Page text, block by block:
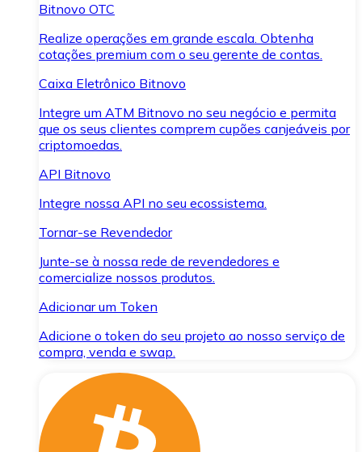
Bitnovo OTC
Realize operações em grande escala. Obtenha
cotações premium com o seu gerente de contas.
Caixa Eletrônico Bitnovo
Integre um ATM Bitnovo no seu negócio e permita
que os seus clientes comprem cupões canjeáveis por
criptomoedas.
API Bitnovo
Integre nossa API no seu ecossistema.
Tornar-se Revendedor
Junte-se à nossa rede de revendedores e
comercialize nossos produtos.
Adicionar um Token
Adicione o token do seu projeto ao nosso serviço de
compra, venda e swap.